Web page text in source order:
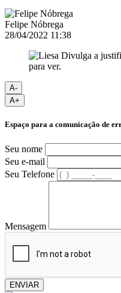
Felipe Nóbrega
28/04/2022 11:38
A-
A+
Espaço para a comunicação de
Seu nome
Seu e-mail
Seu Telefone
Mensagem
ENVIAR